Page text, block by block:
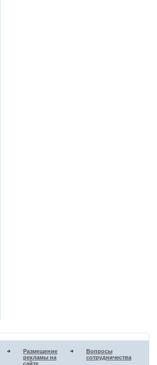
Размещение
рекламы на
сайте
Вопросы
сотрудничества